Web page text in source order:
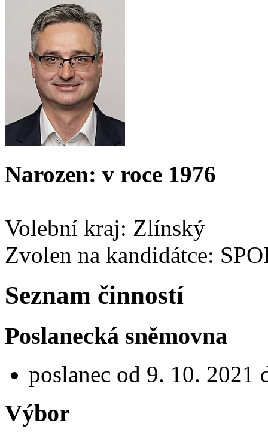
Narozen: v roce 1976
Volební kraj: Zlínský
Zvolen na kandidátce:
Seznam činností
Poslanecká sněmovna
poslanec od 9. 10. 2021
Výbor